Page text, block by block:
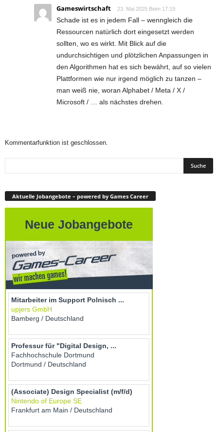
Gameswirtschaft 23. Mai 2025 Beim 17:19
Schade ist es in jedem Fall – wenngleich die
Ressourcen natürlich dort eingesetzt werden
sollten, wo es wirkt. Mit Blick auf die
undurchsichtigen und plötzlichen Anpassungen in
den Algorithmen hat es sich bewährt, auf so vielen
Plattformen wie nur irgend möglich zu tanzen –
man weiß nie, woran Alphabet / Meta / X /
Microsoft / … als nächstes drehen.
Kommentarfunktion ist geschlossen.
Aktuelle Jobangebote – powered by Games Career